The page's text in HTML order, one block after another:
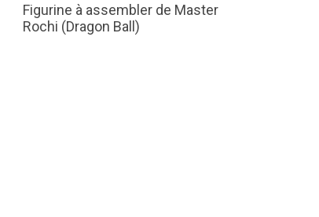
Figurine à assembler de Master
Rochi (Dragon Ball)